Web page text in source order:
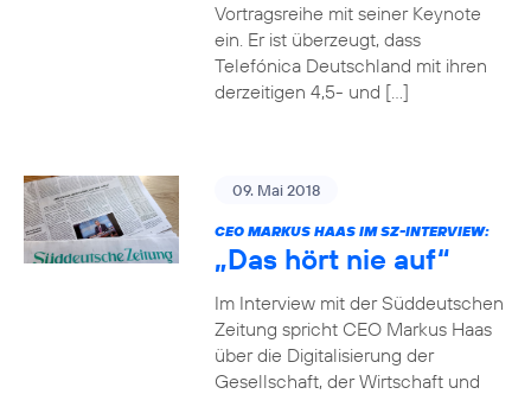
Vortragsreihe mit seiner Keynote
ein. Er ist überzeugt, dass
Telefónica Deutschland mit ihren
derzeitigen 4,5- und […]
09. Mai 2018
CEO MARKUS HAAS IM SZ-INTERVIEW:
„Das hört nie auf“
Im Interview mit der Süddeutschen
Zeitung spricht CEO Markus Haas
über die Digitalisierung der
Gesellschaft, der Wirtschaft und